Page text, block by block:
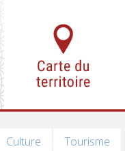
Culture
Tourisme